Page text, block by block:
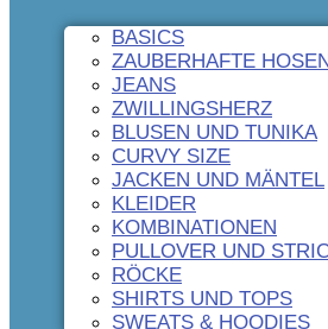
BASICS
ZAUBERHAFTE
JEANS
ZWILLINGSHERZ
BLUSEN UND TUNIKA
CURVY SIZE
JACKEN UND MÄNTEL
KLEIDER
KOMBINATIONEN
PULLOVER UND
RÖCKE
SHIRTS UND TOPS
SWEATS & HOODIES